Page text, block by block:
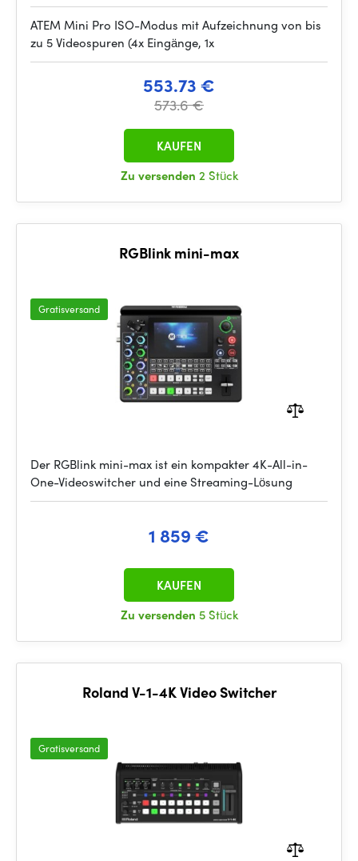
ATEM Mini Pro ISO-Modus mit Aufzeichnung von bis
zu 5 Videospuren (4x Eingänge, 1x
553.73 €
573.6 €
Zu versenden 2 Stück
KAUFEN
RGBlink mini-max
Gratisversand
Der RGBlink mini-max ist ein kompakter 4K-All-in-
One-Videoswitcher und eine Streaming-Lösung
1 859 €
Zu versenden 5 Stück
KAUFEN
Roland V-1-4K Video Switcher
Gratisversand